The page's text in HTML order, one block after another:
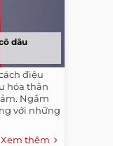
dâu
điệu
hóa thân
Ngắm
với những
Xem thêm